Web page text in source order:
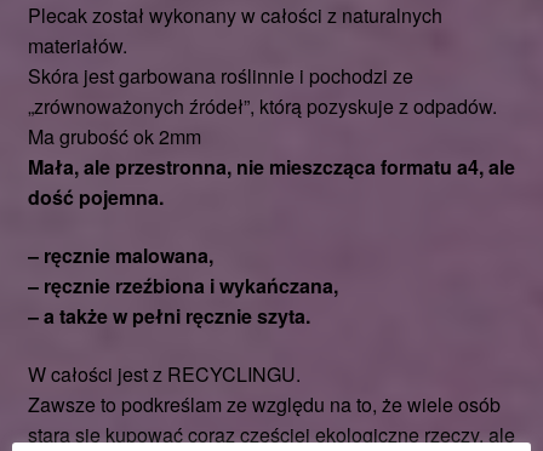
Plecak został wykonany w całości z naturalnych
materiałów.
Skóra jest garbowana roślinnie i pochodzi ze
„zrównoważonych źródeł”, którą pozyskuje z odpadów.
Ma grubość ok 2mm
Mała, ale przestronna, nie mieszcząca formatu a4, ale
dość pojemna.
– ręcznie malowana,
– ręcznie rzeźbiona i wykańczana,
– a także w pełni ręcznie szyta.
W całości jest z RECYCLINGU.
Zawsze to podkreślam ze względu na to, że wiele osób
stara się kupować coraz częściej ekologiczne rzeczy, ale